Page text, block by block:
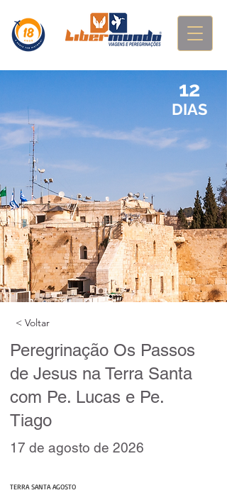
12
DIAS
< Voltar
Peregrinação Os Passos
de Jesus na Terra Santa
com Pe. Lucas e Pe.
Tiago
17 de agosto de 2026
TERRA SANTA AGOSTO